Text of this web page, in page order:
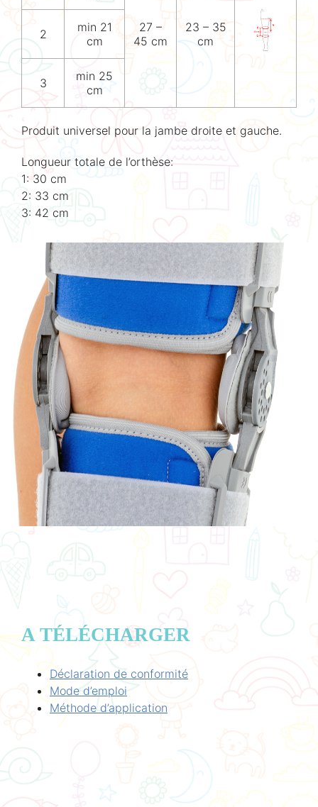
27 –
45 cm
23 – 35
cm
2
min 21
cm
3
min 25
cm
Produit universel pour la jambe droite et gauche.
Longueur totale de l’orthèse:
1: 30 cm
2: 33 cm
3: 42 cm
A TÉLÉCHARGER
Déclaration de conformité
Mode d’emploi
Méthode d’application